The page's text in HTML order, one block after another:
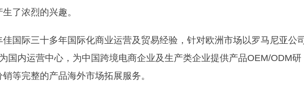
了浓烈的兴趣。
国际三十多年国际化商业运营及贸易经验，针对欧洲市场以罗马尼亚公司
国内运营中心，为中国跨境电商企业及生产类企业提供产品OEM/ODM研
等完整的产品海外市场拓展服务。